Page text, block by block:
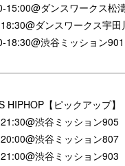
15:00@ダンスワークス松
ダンスワークス宇田
18:30@渋谷ミッション901
HIPHOP【ピックアップ】
渋谷ミッション905
渋谷ミッション807
渋谷ミッション903